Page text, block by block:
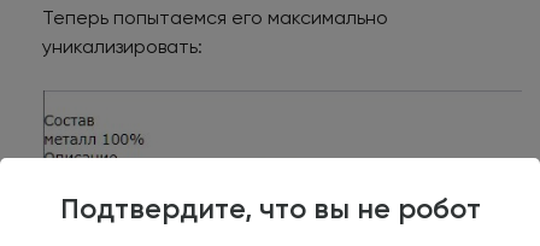
Подтвердите, что вы не робот
Теперь попытаемся его максимально
уникализировать: